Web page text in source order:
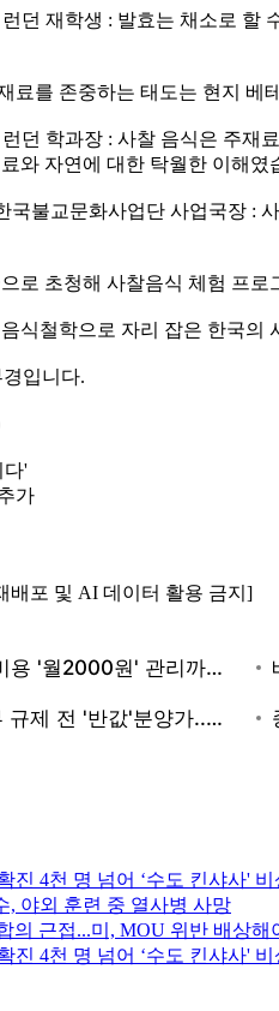
던 재학생 : 발효는 채소로 할
료를 존중하는 태도는 현지 베
던 학과장 : 사찰 음식은 주재
와 자연에 대한 탁월한 이해였
국불교문화사업단 사업국장 :
로 초청해 사찰음식 체험 프
식철학으로 자리 잡은 한국
입니다.
다'
가
배포 및 AI 데이터 활용 금지]
진 4천 명 넘어 ‘수도 킨샤사' 비
, 야외 훈련 중 열사병 사망
의 근접...미, MOU 위반 배상해
진 4천 명 넘어 ‘수도 킨샤사' 비